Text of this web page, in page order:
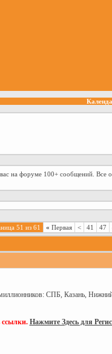
на форуме 100+ сообщений. Все
51 из 61 « Первая < 41 47
миллионников: СПБ, Казань,
ссылки. Нажмите Здесь для